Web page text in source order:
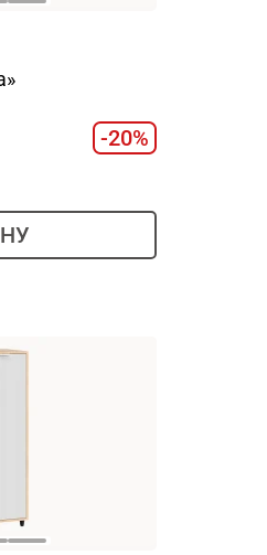
-20%